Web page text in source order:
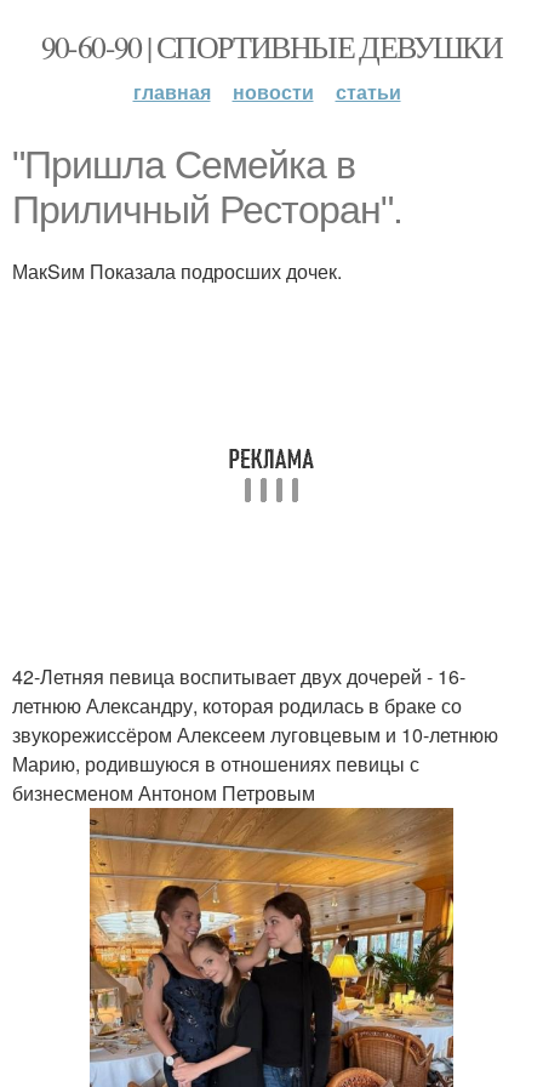
90-60-90 | СПОРТИВНЫЕ ДЕВУШКИ
главная новости статьи
"Пришла Семейка в
Приличный Ресторан".
МакSим Показала подросших дочек.
42-Летняя певица воспитывает двух дочерей - 16-
летнюю Александру, которая родилась в браке со
звукорежиссёром Алексеем луговцевым и 10-летнюю
Марию, родившуюся в отношениях певицы с
бизнесменом Антоном Петровым